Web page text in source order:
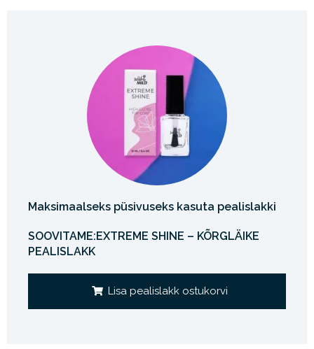
Maksimaalseks püsivuseks kasuta pealislakki
SOOVITAME:EXTREME SHINE – KÕRGLÄIKE
PEALISLAKK
Lisa pealislakk ostukorvi